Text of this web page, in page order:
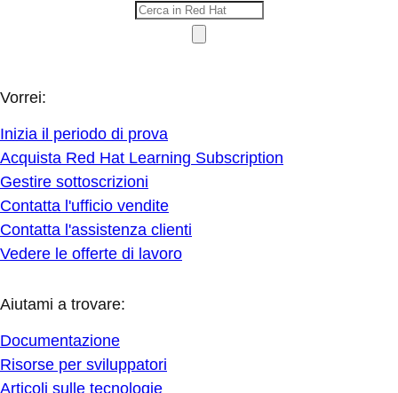
Vorrei:
Inizia il periodo di prova
Acquista Red Hat Learning Subscription
Gestire sottoscrizioni
Contatta l'ufficio vendite
Contatta l'assistenza clienti
Vedere le offerte di lavoro
Aiutami a trovare:
Documentazione
Risorse per sviluppatori
Articoli sulle tecnologie